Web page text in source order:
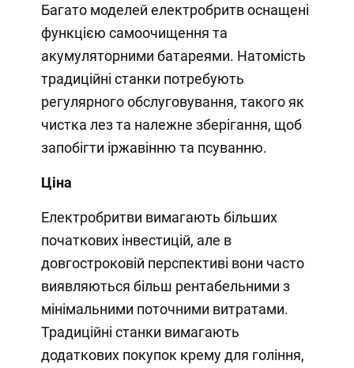
Багато моделей електробритв оснащені
функцією самоочищення та
акумуляторними батареями. Натомість
традиційні станки потребують
регулярного обслуговування, такого як
чистка лез та належне зберігання, щоб
запобігти іржавінню та псуванню.
Ціна
Електробритви вимагають більших
початкових інвестицій, але в
довгостроковій перспективі вони часто
виявляються більш рентабельними з
мінімальними поточними витратами.
Традиційні станки вимагають
додаткових покупок крему для гоління,